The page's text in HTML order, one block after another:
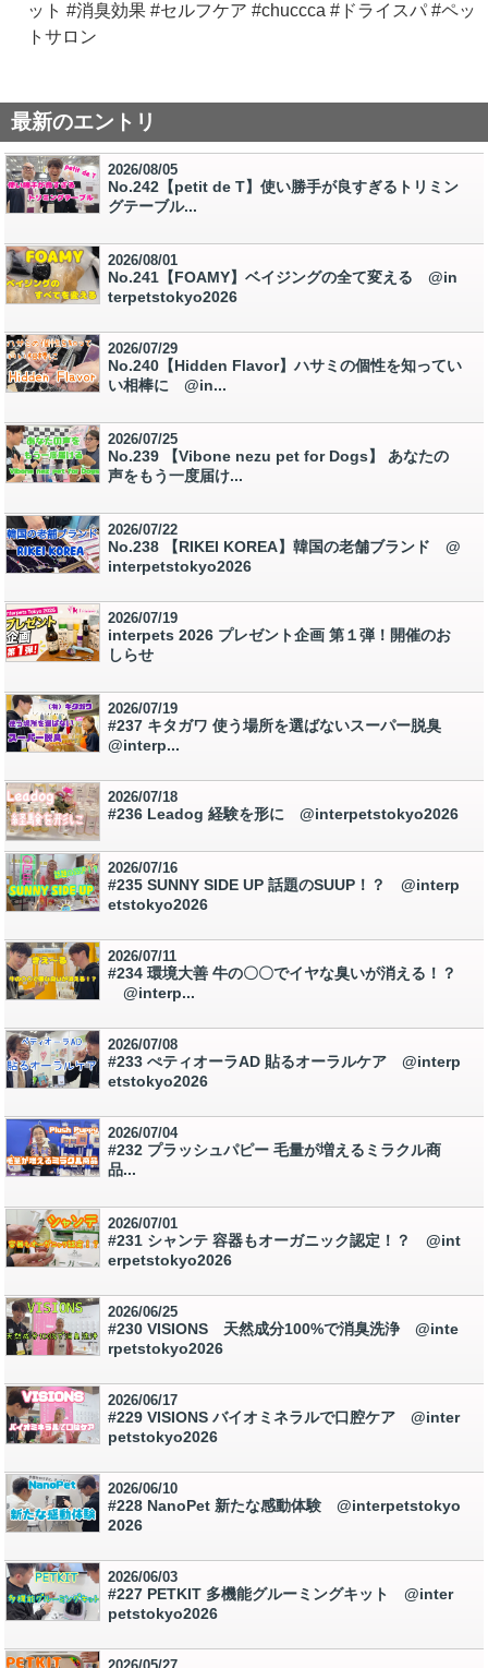
ット #消臭効果 #セルフケア #chuccca #ドライスパ #ペッ
トサロン
最新のエントリ
2026/08/05
No.242【petit de T】使い勝手が良すぎるトリミン
グテーブル...
2026/08/01
No.241【FOAMY】ベイジングの全て変える @in
terpetstokyo2026
2026/07/29
No.240【Hidden Flavor】ハサミの個性を知ってい
い相棒に @in...
2026/07/25
No.239 【Vibone nezu pet for Dogs】 あなたの
声をもう一度届け...
2026/07/22
No.238 【RIKEI KOREA】韓国の老舗ブランド @
interpetstokyo2026
2026/07/19
interpets 2026 プレゼント企画 第１弾！開催のお
しらせ
2026/07/19
#237 キタガワ 使う場所を選ばないスーパー脱臭
@interp...
2026/07/18
#236 Leadog 経験を形に @interpetstokyo2026
2026/07/16
#235 SUNNY SIDE UP 話題のSUUP！？ @interp
etstokyo2026
2026/07/11
#234 環境大善 牛の〇〇でイヤな臭いが消える！？
@interp...
2026/07/08
#233 ぺティオーラAD 貼るオーラルケア @interp
etstokyo2026
2026/07/04
#232 プラッシュパピー 毛量が増えるミラクル商
品...
2026/07/01
#231 シャンテ 容器もオーガニック認定！？ @int
erpetstokyo2026
2026/06/25
#230 VISIONS 天然成分100%で消臭洗浄 @inte
rpetstokyo2026
2026/06/17
#229 VISIONS バイオミネラルで口腔ケア @inter
petstokyo2026
2026/06/10
#228 NanoPet 新たな感動体験 @interpetstokyo
2026
2026/06/03
#227 PETKIT 多機能グルーミングキット @inter
petstokyo2026